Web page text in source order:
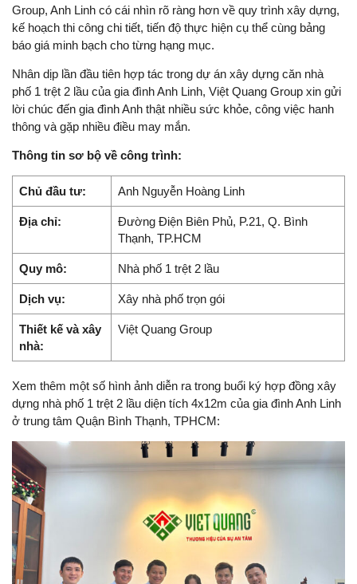
Group, Anh Linh có cái nhìn rõ ràng hơn về quy trình xây dựng,
kế hoạch thi công chi tiết, tiến độ thực hiện cụ thể cùng bảng
báo giá minh bạch cho từng hạng mục.
Nhân dịp lần đầu tiên hợp tác trong dự án xây dựng căn nhà
phố 1 trệt 2 lầu của gia đình Anh Linh, Việt Quang Group xin gửi
lời chúc đến gia đình Anh thật nhiều sức khỏe, công việc hanh
thông và gặp nhiều điều may mắn.
Thông tin sơ bộ về công trình:
Chủ đầu tư: Anh Nguyễn Hoàng Linh
Địa chỉ:
Đường Điện Biên Phủ, P.21, Q. Bình
Thạnh, TP.HCM
Quy mô: Nhà phố 1 trệt 2 lầu
Dịch vụ: Xây nhà phố trọn gói
Thiết kế và xây
nhà:
Việt Quang Group
Xem thêm một số hình ảnh diễn ra trong buổi ký hợp đồng xây
dựng nhà phố 1 trệt 2 lầu diện tích 4x12m của gia đình Anh Linh
ở trung tâm Quận Bình Thạnh, TPHCM: